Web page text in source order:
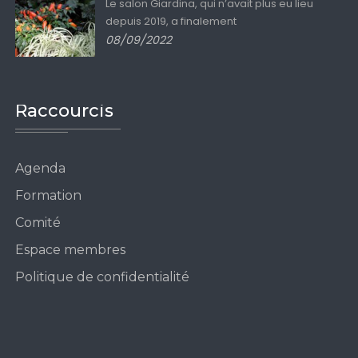
Le salon Giardina, qui n’avait plus eu lieu
depuis 2019, a finalement
08/09/2022
Raccourcis
Agenda
Formation
Comité
Espace membres
Politique de confidentialité